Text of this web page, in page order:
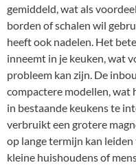
gemiddeld, wat als
borden of schalen wil
heeft ook nadelen. Het
inneemt in je keuken, wat
probleem kan zijn. De
compactere modellen, wat
in bestaande keukens te
verbruikt een grotere
op lange termijn kan
kleine huishoudens of